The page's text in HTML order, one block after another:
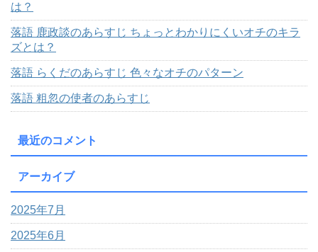
は？
落語 鹿政談のあらすじ ちょっとわかりにくいオチのキラ
ズとは？
落語 らくだのあらすじ 色々なオチのパターン
落語 粗忽の使者のあらすじ
最近のコメント
アーカイブ
2025年7月
2025年6月